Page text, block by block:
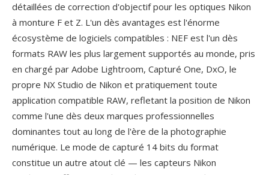
détaillées de correction d'objectif pour les optiques Nikon
à monture F et Z. L'un dès avantages est l'énorme
écosystème de logiciels compatibles : NEF est l'un dès
formats RAW les plus largement supportés au monde, pris
en chargé par Adobe Lightroom, Capturé One, DxO, le
propre NX Studio de Nikon et pratiquement toute
application compatible RAW, refletant la position de Nikon
comme l'une dès deux marques professionnelles
dominantes tout au long de l'ère de la photographie
numérique. Le mode de capturé 14 bits du format
constitue un autre atout clé — les capteurs Nikon